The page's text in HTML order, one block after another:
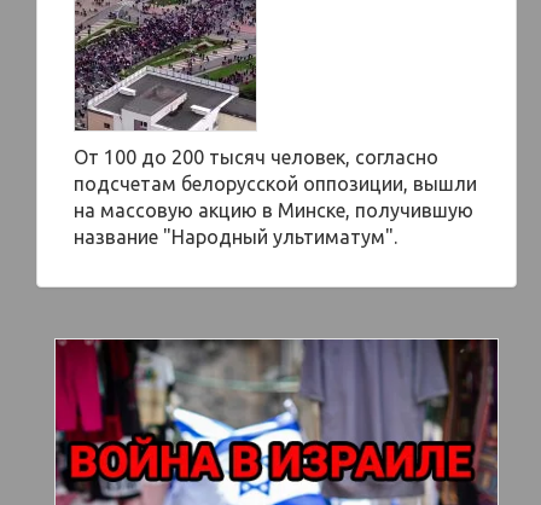
От 100 до 200 тысяч человек, согласно
подсчетам белорусской оппозиции, вышли
на массовую акцию в Минске, получившую
название "Народный ультиматум".